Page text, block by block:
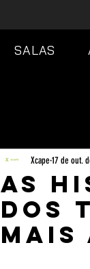
SALAS
As
dos
Mais
Xcape17 de out.